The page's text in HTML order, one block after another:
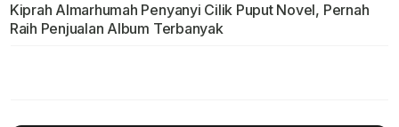
Kiprah Almarhumah Penyanyi Cilik Puput Novel, Pernah
Raih Penjualan Album Terbanyak